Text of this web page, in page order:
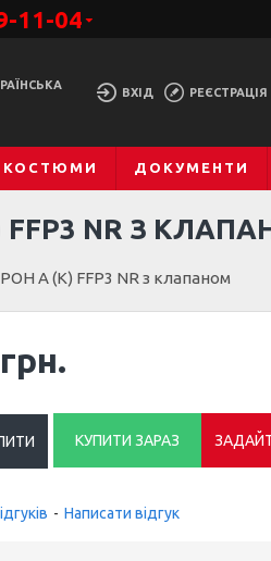
11-04
ВХІД РЕЄСТРАЦІЯ
КОСТЮМИ ДОКУМЕНТИ
А (К) FFP3 NR з клапаном
NR З
- Написати відгук
КУПИТИ ЗАРАЗ